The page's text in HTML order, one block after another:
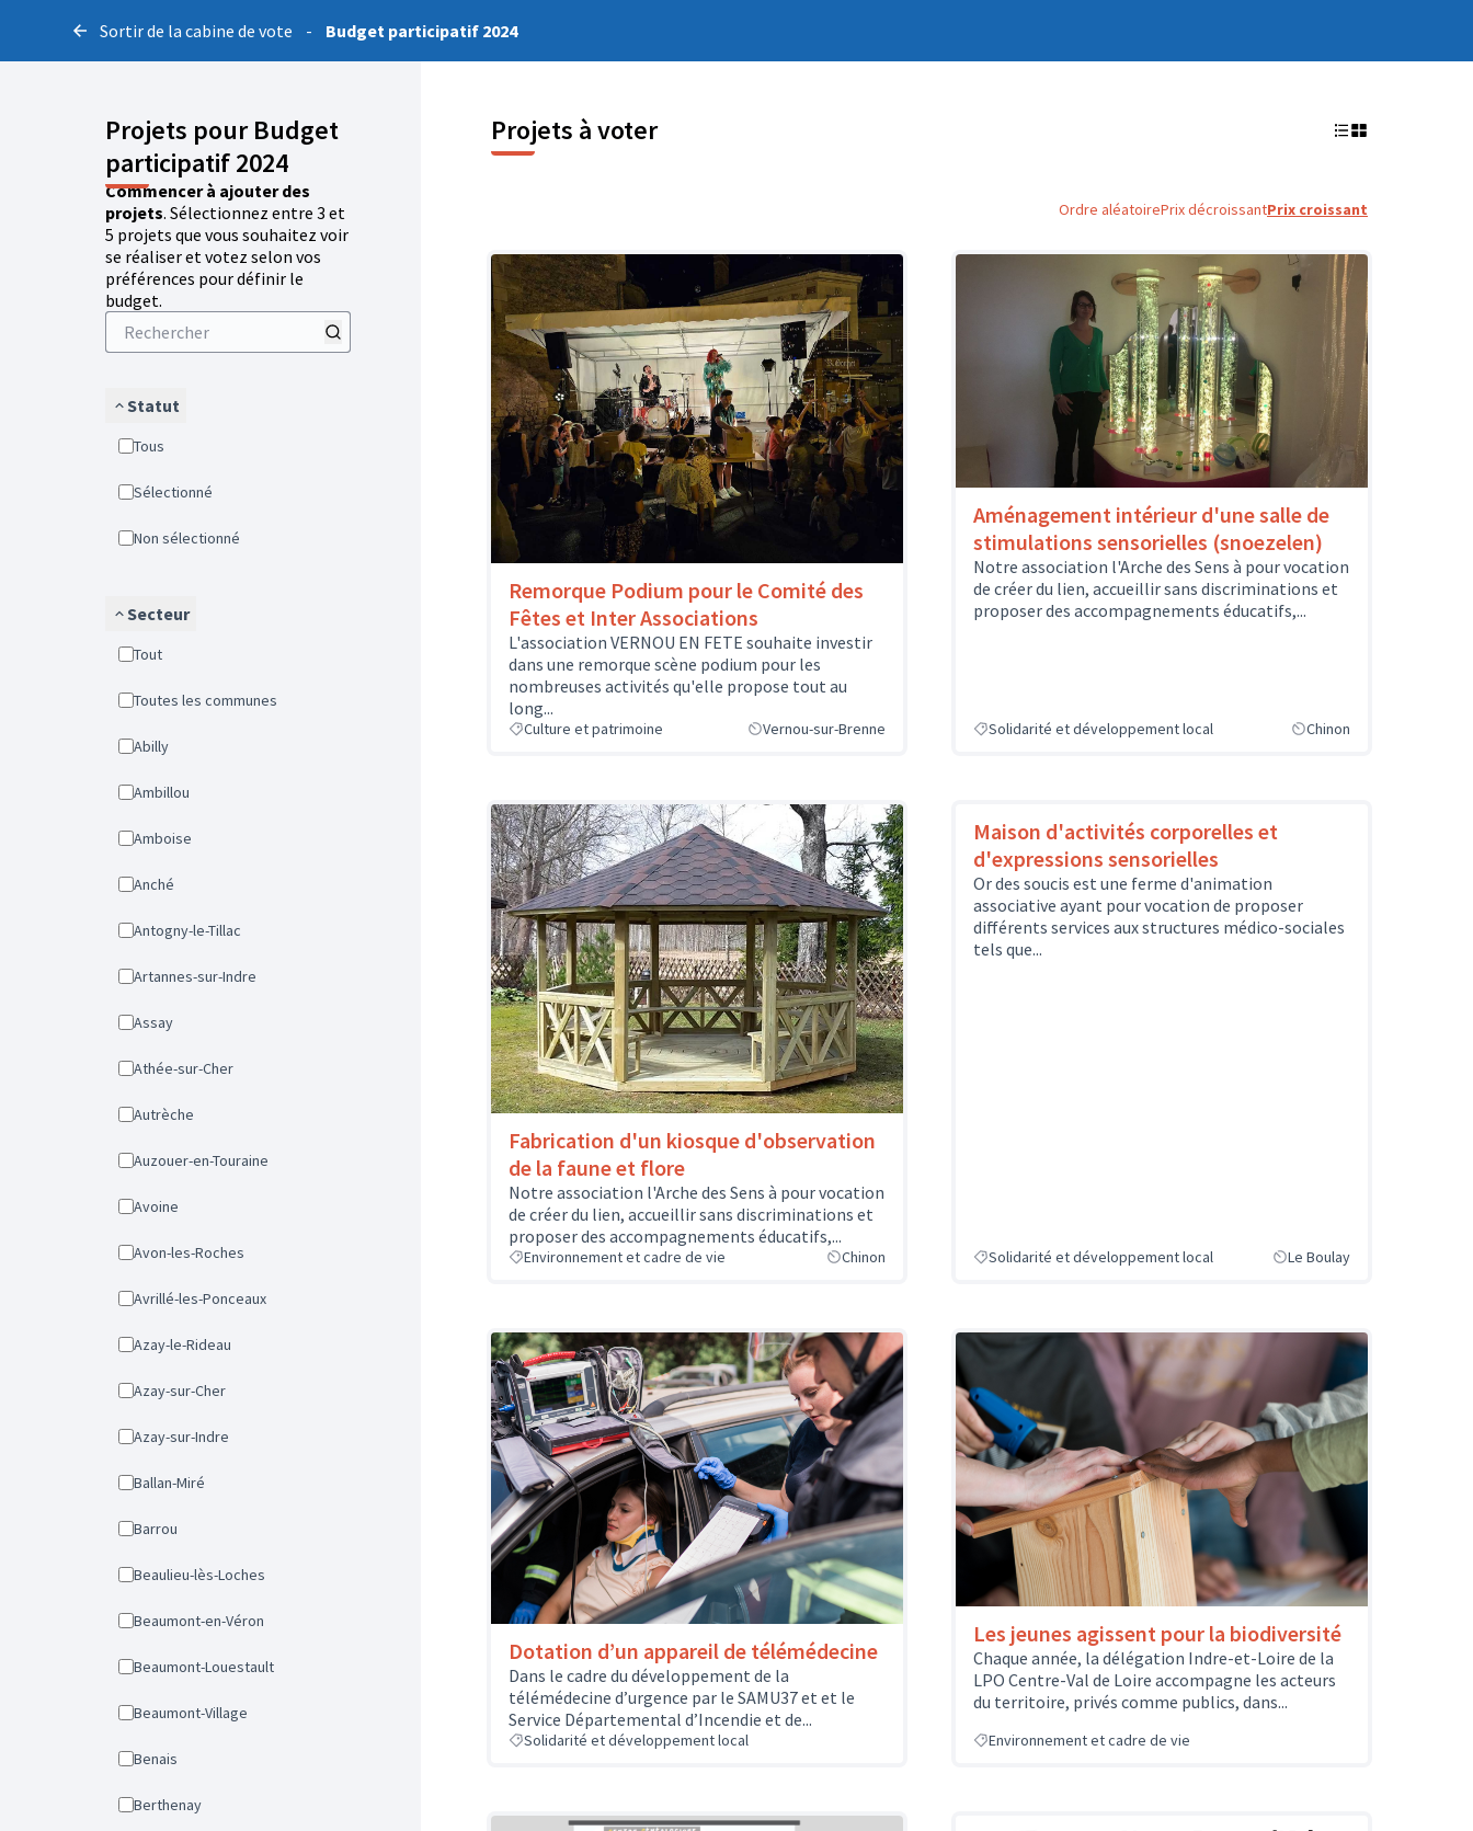
Sortir de la cabine de vote - Budget participatif 2024
Projets pour Budget
participatif 2024
Commencer à ajouter des
projets. Sélectionnez entre 3 et
5 projets que vous souhaitez voir
se réaliser et votez selon vos
préférences pour définir le
budget.
Statut
Tous
Sélectionné
Non sélectionné
Secteur
Tout
Toutes les communes
Abilly
Ambillou
Amboise
Anché
Antogny-le-Tillac
Artannes-sur-Indre
Assay
Athée-sur-Cher
Autrèche
Auzouer-en-Touraine
Avoine
Avon-les-Roches
Avrillé-les-Ponceaux
Azay-le-Rideau
Azay-sur-Cher
Azay-sur-Indre
Ballan-Miré
Barrou
Beaulieu-lès-Loches
Beaumont-en-Véron
Beaumont-Louestault
Beaumont-Village
Benais
Berthenay
Projets à voter
Ordre aléatoirePrix décroissantPrix croissant
Remorque Podium pour le Comité des
Fêtes et Inter Associations
L'association VERNOU EN FETE souhaite investir
dans une remorque scène podium pour les
nombreuses activités qu'elle propose tout au
long...
Culture et patrimoine Vernou-sur-Brenne
Aménagement intérieur d'une salle de
stimulations sensorielles (snoezelen)
Notre association l'Arche des Sens à pour vocation
de créer du lien, accueillir sans discriminations et
proposer des accompagnements éducatifs,...
Solidarité et développement local Chinon
Fabrication d'un kiosque d'observation
de la faune et flore
Notre association l'Arche des Sens à pour vocation
de créer du lien, accueillir sans discriminations et
proposer des accompagnements éducatifs,...
Environnement et cadre de vie Chinon
Maison d'activités corporelles et
d'expressions sensorielles
Or des soucis est une ferme d'animation
associative ayant pour vocation de proposer
différents services aux structures médico-sociales
tels que...
Solidarité et développement local Le Boulay
Dotation d’un appareil de télémédecine
Dans le cadre du développement de la
télémédecine d’urgence par le SAMU37 et et le
Service Départemental d’Incendie et de...
Solidarité et développement local
Les jeunes agissent pour la biodiversité
Chaque année, la délégation Indre-et-Loire de la
LPO Centre-Val de Loire accompagne les acteurs
du territoire, privés comme publics, dans...
Environnement et cadre de vie